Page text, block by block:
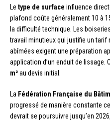
Le type de surface influence
plafond coûte généralement 10 à
la difficulté technique. Les
travail minutieux qui justifie un tarif
abîmées exigent une préparation
application d’un enduit de lissage.
m²au devis initial.
La Fédération Française du
progressé de manière constante
devrait se poursuivre jusqu’en